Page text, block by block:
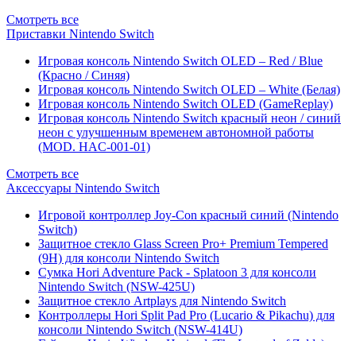
Смотреть все
Приставки Nintendo Switch
Игровая консоль Nintendo Switch OLED – Red / Blue
(Красно / Синяя)
Игровая консоль Nintendo Switch OLED – White (Белая)
Игровая консоль Nintendo Switch OLED (GameReplay)
Игровая консоль Nintendo Switch красный неон / синий
неон с улучшенным временем автономной работы
(MOD. HAC-001-01)
Смотреть все
Аксессуары Nintendo Switch
Игровой контроллер Joy-Con красный синий (Nintendo
Switch)
Защитное стекло Glass Screen Pro+ Premium Tempered
(9H) для консоли Nintendo Switch
Сумка Hori Adventure Pack - Splatoon 3 для консоли
Nintendo Switch (NSW-425U)
Защитное стекло Artplays для Nintendo Switch
Контроллеры Hori Split Pad Pro (Lucario & Pikachu) для
консоли Nintendo Switch (NSW-414U)